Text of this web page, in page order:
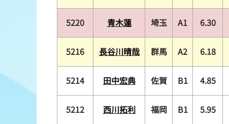
5220 青木蓮 埼玉 A1 6.30
5216 長谷川晴哉 群馬 A2 6.18
5214 田中宏典 佐賀 B1 4.85
5212 西川拓利 福岡 B1 5.95